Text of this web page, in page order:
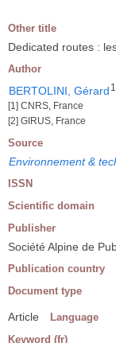
Other title
Dedicated routes :
Author
BERTOLINI, Gérard 1
[1] CNRS, France
[2] GIRUS, France
Source
Environnement &
ISSN
Scientific domain
Publisher
Société Alpine de
Publication country
Document type
Article Language
Keyword (fr)